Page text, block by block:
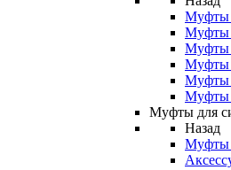
Муфты
Муфты
Муфты
Муфты
Муфты
Муфты
Муфты для
Назад
Муфты